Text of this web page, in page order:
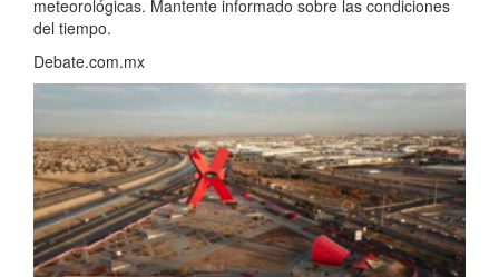
meteorológicas. Mantente informado sobre las condiciones
del tiempo.
Debate.com.mx